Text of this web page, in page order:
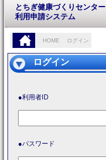
とちぎ健康づくりセンター
利用申請システム
HOME ログイン
ログイン
●利用者ID
●パスワード